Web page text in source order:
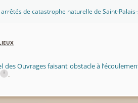
de catastrophe naturelle de Saint-
des Ouvrages faisant obstacle à
i .